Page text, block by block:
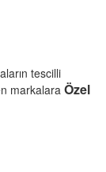
tescilli
markalara Özel